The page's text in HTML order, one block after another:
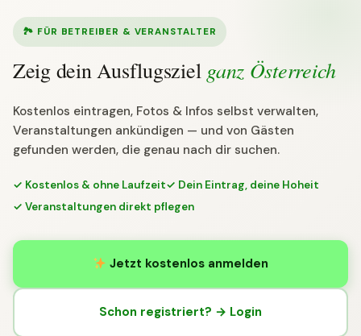
🏞 FÜR BETREIBER & VERANSTALTER
Zeig dein Ausflugsziel ganz Österreich
Kostenlos eintragen, Fotos & Infos selbst verwalten,
Veranstaltungen ankündigen — und von Gästen
gefunden werden, die genau nach dir suchen.
✓ Kostenlos & ohne Laufzeit✓ Dein Eintrag, deine Hoheit
✓ Veranstaltungen direkt pflegen
Jetzt kostenlos anmelden
Schon registriert? → Login